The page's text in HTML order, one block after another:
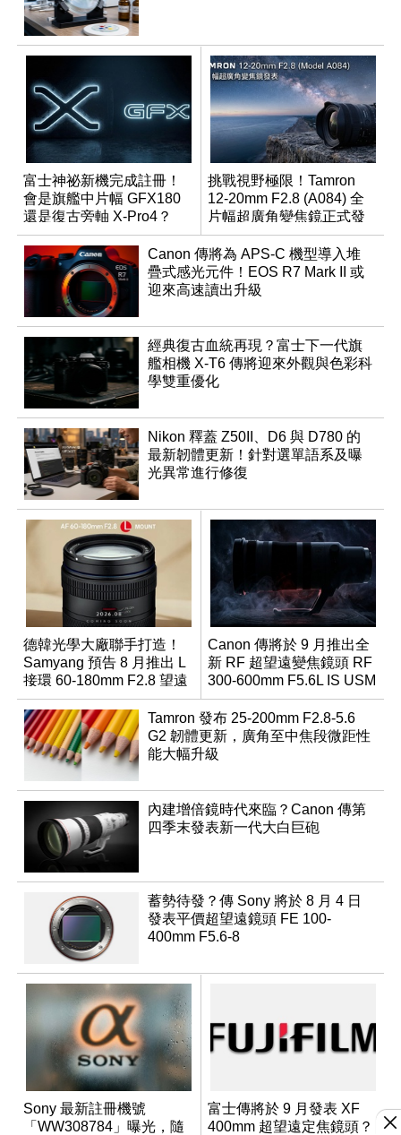
富士神祕新機完成註冊！
會是旗艦中片幅 GFX180
還是復古旁軸 X-Pro4？
挑戰視野極限！Tamron
12-20mm F2.8 (A084) 全
片幅超廣角變焦鏡正式發
表
Canon 傳將為 APS-C 機型導入堆
疊式感光元件！EOS R7 Mark II 或
迎來高速讀出升級
經典復古血統再現？富士下一代旗
艦相機 X-T6 傳將迎來外觀與色彩科
學雙重優化
Nikon 釋蓋 Z50II、D6 與 D780 的
最新韌體更新！針對選單語系及曝
光異常進行修復
德韓光學大廠聯手打造！
Samyang 預告 8 月推出 L
接環 60-180mm F2.8 望遠
變焦鏡
Canon 傳將於 9 月推出全
新 RF 超望遠變焦鏡頭 RF
300-600mm F5.6L IS USM
Tamron 發布 25-200mm F2.8-5.6
G2 韌體更新，廣角至中焦段微距性
能大幅升級
內建增倍鏡時代來臨？Canon 傳第
四季末發表新一代大白巨砲
蓄勢待發？傳 Sony 將於 8 月 4 日
發表平價超望遠鏡頭 FE 100-
400mm F5.6-8
Sony 最新註冊機號
「WW308784」曝光，隨
富士傳將於 9 月發表 XF
400mm 超望遠定焦鏡頭？